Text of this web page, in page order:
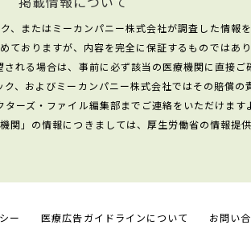
、またはミーカンパニー株式会社が調査した情報を
ておりますが、内容を完全に保証するものではあり
れる場合は、事前に必ず該当の医療機関に直接ご
、およびミーカンパニー株式会社ではその賠償の
ーズ・ファイル編集部までご連絡をいただけます
」の情報につきましては、厚生労働省の情報提
ー 医療広告ガイドラインについて お問い